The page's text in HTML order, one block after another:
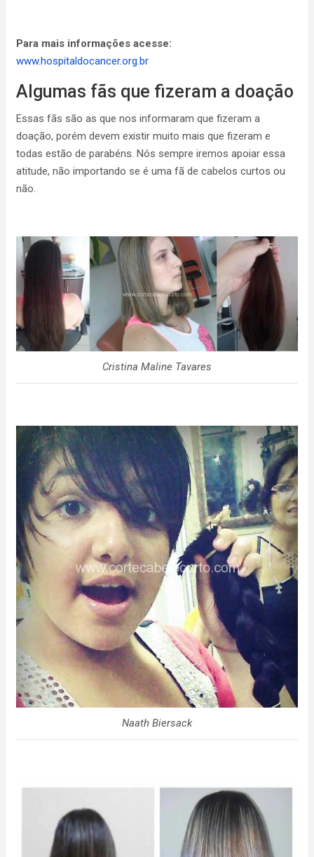
Para mais informações acesse:
www.hospitaldocancer.org.br
Algumas fãs que fizeram a doação
Essas fãs são as que nos informaram que fizeram a
doação, porém devem existir muito mais que fizeram e
todas estão de parabéns. Nós sempre iremos apoiar essa
atitude, não importando se é uma fã de cabelos curtos ou
não.
Cristina Maline Tavares
Naath Biersack